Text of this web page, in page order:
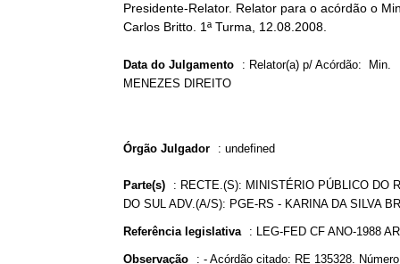
Presidente-Relator. Relator para o acórdão o
Carlos Britto. 1ª Turma, 12.08.2008.
Data do Julgamento : Relator(a) p/ Acórdão: Min.
MENEZES DIREITO
Órgão Julgador : undefined
Parte(s) : RECTE.(S): MINISTÉRIO PÚBLICO DO
DO SUL ADV.(A/S): PGE-RS - KARINA DA SILVA
Referência legislativa : LEG-FED CF ANO-1988
Observação : - Acórdão citado: RE 135328.